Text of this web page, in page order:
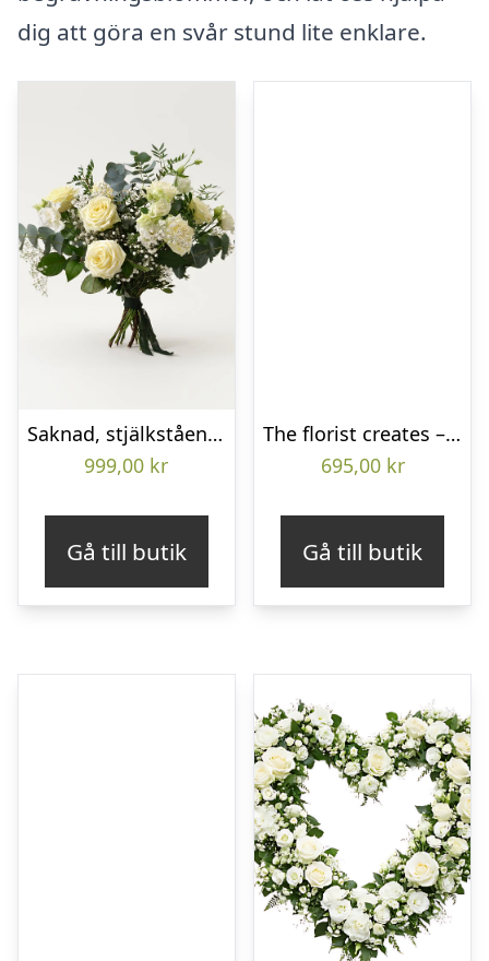
dig att göra en svår stund lite enklare.
Saknad, stjälkstående bukett
999,00 kr
Gå till butik
The florist creates – Funeral bouquet
695,00 kr
Gå till butik